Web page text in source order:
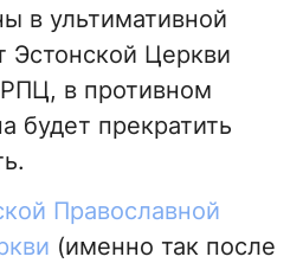
в ультимативной
Эстонской Церкви
в противном
будет прекратить
Православной
(именно так после